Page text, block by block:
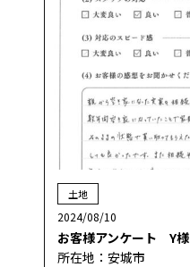
土地
2024/08/10
お客様アンケート Y様
所在地：安城市